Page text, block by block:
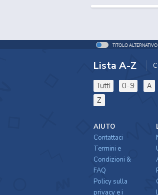
TITOLO ALTERNATIVO
Lista A-Z
Tutti 0-9 A
Z
AIUTO
Contattaci
Termini e
Condizioni &
FAQ
Policy sulla
privacy e i